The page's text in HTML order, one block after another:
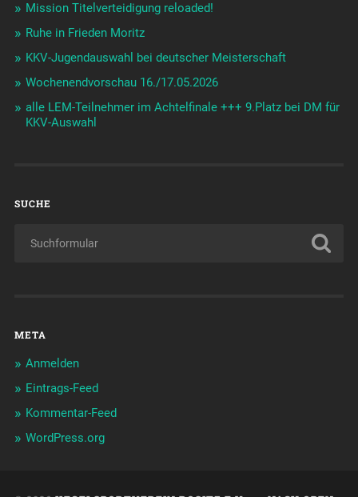
Mission Titelverteidigung reloaded!
Ruhe in Frieden Moritz
KKV-Jugendauswahl bei deutscher Meisterschaft
Wochenendvorschau 16./17.05.2026
alle LEM-Teilnehmer im Achtelfinale +++ 9.Platz bei DM für
KKV-Auswahl
SUCHE
META
Anmelden
Eintrags-Feed
Kommentar-Feed
WordPress.org